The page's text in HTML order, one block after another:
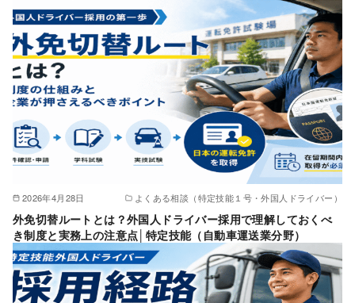
2026年4月28日 よくある相談（特定技能１号・外国人ドライバー）
外免切替ルートとは？外国人ドライバー採用で理解しておくべ
き制度と実務上の注意点│特定技能（自動車運送業分野）